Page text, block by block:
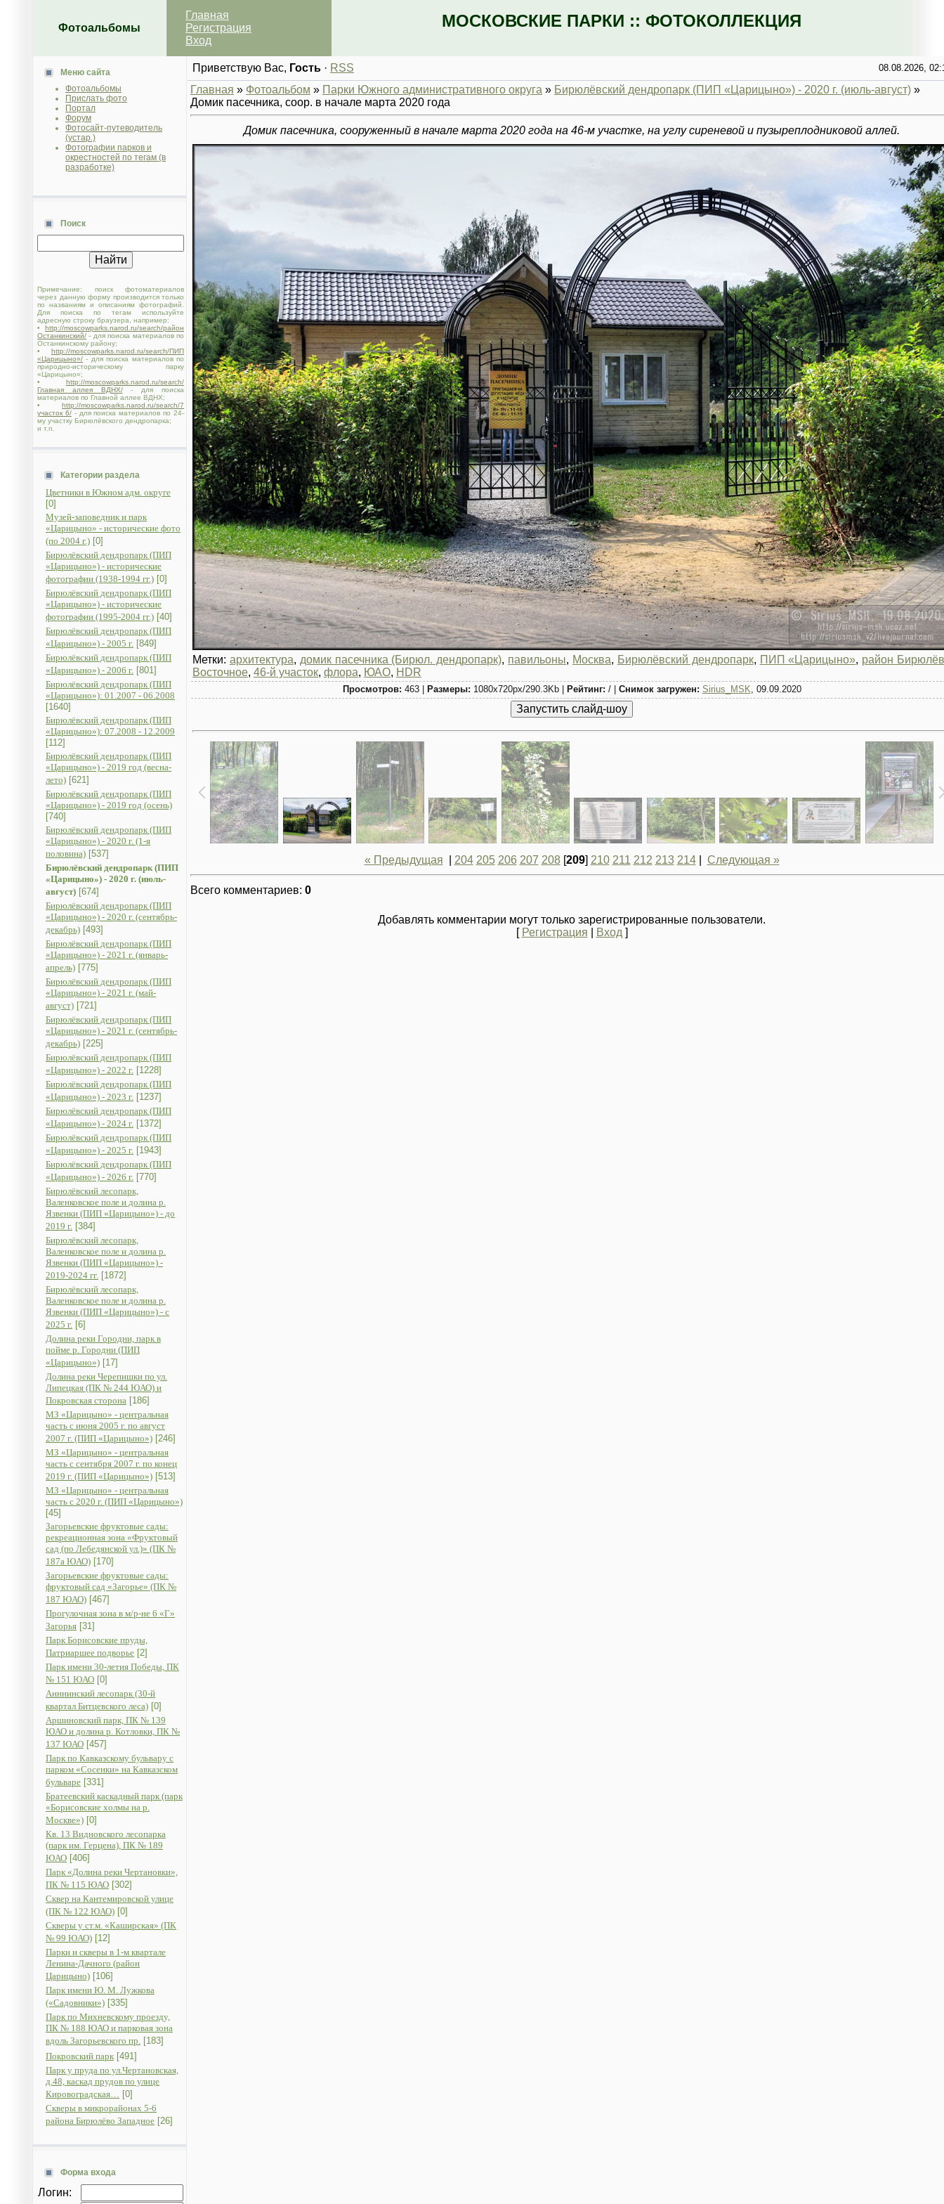
Фотоальбомы
Главная
Регистрация
Вход
МОСКОВСКИЕ ПАРКИ :: ФОТОКОЛЛЕКЦИЯ
Меню сайта
Фотоальбомы
Прислать фото
Портал
Форум
Фотосайт-путеводитель
(устар.)
Фотографии парков и
окрестностей по тегам (в
разработке)
Поиск
Примечание: поиск фотоматериалов
через данную форму производится только
по названиям и описаниям фотографий.
Для поиска по тегам используйте
адресную строку браузера, например:
• http://moscowparks.narod.ru/search/район
Останкинский/ - для поиска материалов по
Останкинскому району;
• http://moscowparks.narod.ru/search/ПИП
«Царицыно»/ - для поиска материалов по
природно-историческому парку
«Царицыно»;
• http://moscowparks.narod.ru/search/
Главная аллея ВДНХ/- для поиска
материалов по Главной аллее ВДНХ;
• http://moscowparks.narod.ru/search/7
участок 6/- для поиска материалов по 24-
му участку Бирюлёвского дендропарка;
и т.п.
Категории раздела
Цветники в Южном адм. округе
[0]
Музей-заповедник и парк
«Царицыно» - исторические фото
(по 2004 г.) [0]
Бирюлёвский дендропарк (ПИП
«Царицыно») - исторические
фотографии (1938-1994 гг.) [0]
Бирюлёвский дендропарк (ПИП
«Царицыно») - исторические
фотографии (1995-2004 гг.) [40]
Бирюлёвский дендропарк (ПИП
«Царицыно») - 2005 г. [849]
Бирюлёвский дендропарк (ПИП
«Царицыно») - 2006 г. [801]
Бирюлёвский дендропарк (ПИП
«Царицыно»): 01.2007 - 06.2008
[1640]
Бирюлёвский дендропарк (ПИП
«Царицыно»): 07.2008 - 12.2009
[112]
Бирюлёвский дендропарк (ПИП
«Царицыно») - 2019 год (весна-
лето) [621]
Бирюлёвский дендропарк (ПИП
«Царицыно») - 2019 год (осень)
[740]
Бирюлёвский дендропарк (ПИП
«Царицыно») - 2020 г. (1-я
половина) [537]
Бирюлёвский дендропарк (ПИП
«Царицыно») - 2020 г. (июль-
август) [674]
Бирюлёвский дендропарк (ПИП
«Царицыно») - 2020 г. (сентябрь-
декабрь) [493]
Бирюлёвский дендропарк (ПИП
«Царицыно») - 2021 г. (январь-
апрель) [775]
Бирюлёвский дендропарк (ПИП
«Царицыно») - 2021 г. (май-
август) [721]
Бирюлёвский дендропарк (ПИП
«Царицыно») - 2021 г. (сентябрь-
декабрь) [225]
Бирюлёвский дендропарк (ПИП
«Царицыно») - 2022 г. [1228]
Бирюлёвский дендропарк (ПИП
«Царицыно») - 2023 г. [1237]
Бирюлёвский дендропарк (ПИП
«Царицыно») - 2024 г. [1372]
Бирюлёвский дендропарк (ПИП
«Царицыно») - 2025 г. [1943]
Бирюлёвский дендропарк (ПИП
«Царицыно») - 2026 г. [770]
Бирюлёвский лесопарк,
Валенковское поле и долина р.
Язвенки (ПИП «Царицыно») - до
2019 г. [384]
Бирюлёвский лесопарк,
Валенковское поле и долина р.
Язвенки (ПИП «Царицыно») -
2019-2024 гг. [1872]
Бирюлёвский лесопарк,
Валенковское поле и долина р.
Язвенки (ПИП «Царицыно») - с
2025 г. [6]
Долина реки Городни, парк в
пойме р. Городни (ПИП
«Царицыно») [17]
Долина реки Черепишки по ул.
Липецкая (ПК № 244 ЮАО) и
Покровская сторона [186]
МЗ «Царицыно» - центральная
часть с июня 2005 г. по август
2007 г. (ПИП «Царицыно») [246]
МЗ «Царицыно» - центральная
часть с сентября 2007 г. по конец
2019 г. (ПИП «Царицыно») [513]
МЗ «Царицыно» - центральная
часть с 2020 г. (ПИП «Царицыно»)
[45]
Загорьевские фруктовые сады:
рекреационная зона «Фруктовый
сад (по Лебедянской ул.)» (ПК №
187а ЮАО) [170]
Загорьевские фруктовые сады:
фруктовый сад «Загорье» (ПК №
187 ЮАО) [467]
Прогулочная зона в м/р-не 6 «Г»
Загорья [31]
Парк Борисовские пруды,
Патриаршее подворье [2]
Парк имени 30-летия Победы, ПК
№ 151 ЮАО [0]
Анннинский лесопарк (30-й
квартал Битцевского леса) [0]
Аршиновский парк, ПК № 139
ЮАО и долина р. Котловки, ПК №
137 ЮАО [457]
Парк по Кавказскому бульвару с
парком «Сосенки» на Кавказском
бульваре [331]
Братеевский каскадный парк (парк
«Борисовские холмы на р.
Москве») [0]
Кв. 13 Видновского лесопарка
(парк им. Герцена), ПК № 189
ЮАО [406]
Парк «Долина реки Чертановки»,
ПК № 115 ЮАО [302]
Сквер на Кантемировской улице
(ПК № 122 ЮАО) [0]
Скверы у ст.м. «Каширская» (ПК
№ 99 ЮАО) [12]
Парки и скверы в 1-м квартале
Ленина-Дачного (район
Царицыно) [106]
Парк имени Ю. М. Лужкова
(«Садовники») [335]
Парк по Михневскому проезду,
ПК № 188 ЮАО и парковая зона
вдоль Загорьевского пр. [183]
Покровский парк [491]
Парк у пруда по ул.Чертановская,
д.48, каскад прудов по улице
Кировоградская… [0]
Скверы в микрорайонах 5-6
района Бирюлёво Западное [26]
Форма входа
Логин:
Приветствую Вас, Гость · RSS 08.08.2026,
Главная » Фотоальбом » Парки Южного административного округа » Бирюлёвский дендропарк (ПИП «Царицыно») - 2020 г. (июль-август) »
Домик пасечника, соор. в начале марта 2020 года
Домик пасечника, сооруженный в начале марта 2020 года на 46-м участке, на углу сиреневой и пузыреплодниковой аллей.
Метки: архитектура, домик пасечника (Бирюл. дендропарк), павильоны, Москва, Бирюлёвский дендропарк, ПИП «Царицыно», район
Восточное, 46-й участок, флора, ЮАО, HDR
Просмотров: 463 | Размеры: 1080x720px/290.3Kb | Рейтинг: / | Снимок загружен: Sirius_MSK, 09.09.2020
« Предыдущая 204 205 206 207 208[209] 210 211 212 213 214| Следующая »
Всего комментариев: 0
Добавлять комментарии могут только зарегистрированные пользователи.
[ Регистрация Вход ]